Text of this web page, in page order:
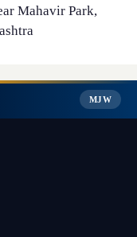
Mahavir Park,
MJW